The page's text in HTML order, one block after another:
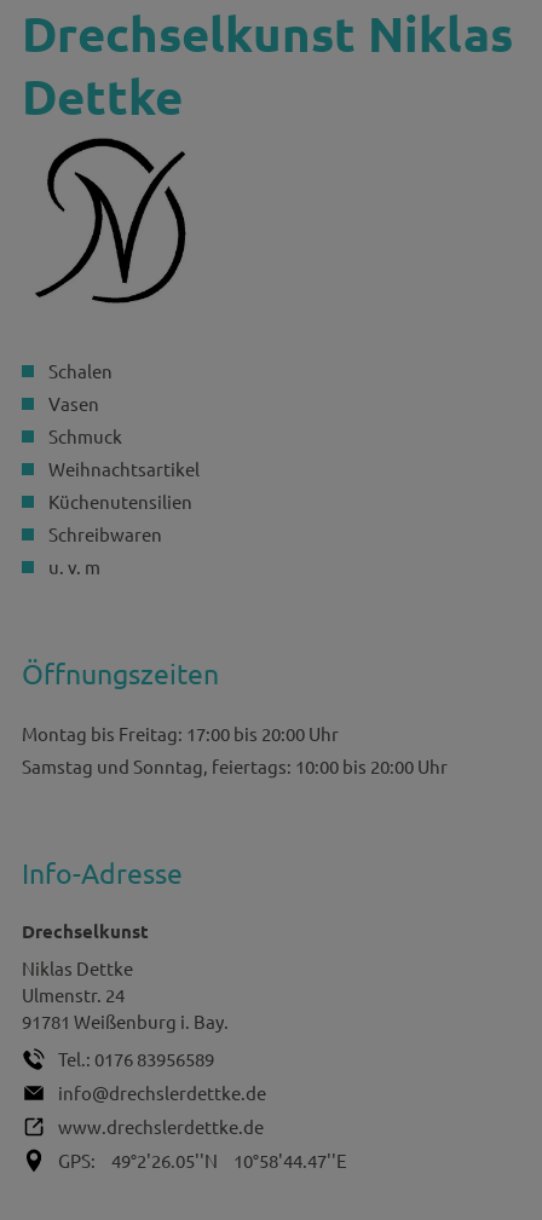
Drechselkunst Niklas
Dettke
Schalen
Vasen
Schmuck
Weihnachtsartikel
Küchenutensilien
Schreibwaren
u. v. m
Öffnungszeiten
Montag bis Freitag: 17:00 bis 20:00 Uhr
Samstag und Sonntag, feiertags: 10:00 bis 20:00 Uhr
Info-Adresse
Drechselkunst
Niklas Dettke
Ulmenstr. 24
91781 Weißenburg i. Bay.
Tel.: 0176 83956589
info@drechslerdettke.de
www.drechslerdettke.de
GPS:
49°2'26.05''N 10°58'44.47''E